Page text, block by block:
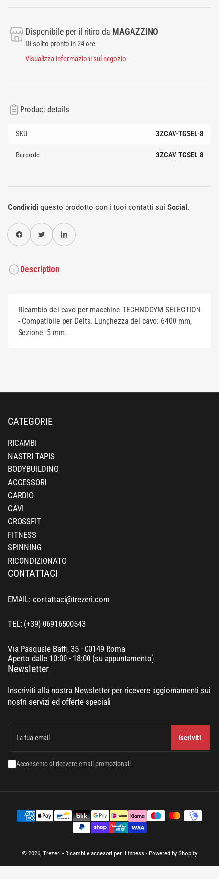
Disponibile per il ritiro da MAGAZZINO
Di solito pronto in 24 ore
Visualizza informazioni sul negozio
Product details
SKU 3ZCAV-TGSEL-8
Barcode 3ZCAV-TGSEL-8
Condividiquesto prodotto con i tuoi contatti sui Social .
Condividi su FacebookTwitterCondividi su Pinterest
Description
Ricambio del cavo per macchine TECHNOGYM SELECTION
- Compatibile per Delts. Lunghezza del cavo: 6400 mm,
Sezione: 5 mm.
CATEGORIE
RICAMBI
NASTRI TAPIS
BODYBUILDING
ACCESSORI
CARDIO
CAVI
CROSSFIT
FITNESS
SPINNING
RICONDIZIONATO
CONTATTACI
EMAIL: contattaci@trezeri.com
TEL: (+39) 06916500543
Via Pasquale Baffi, 35 - 00149 Roma
Aperto dalle 10:00 - 18:00 (su appuntamento)
Newsletter
Inscriviti alla nostra Newsletter per ricevere aggiornamenti sui
nostri servizi ed offerte speciali
Iscriviti
Acconsento di ricevere email promozionali.
Modalità
di
pagamento
© 2026, Trezeri - Ricambi e accesori per il fitness - Powered by Shopify